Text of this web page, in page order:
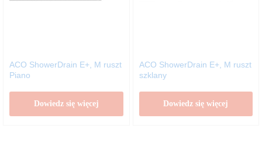
ACO ShowerDrain E+, M ruszt
Piano
Dowiedz się więcej
ACO ShowerDrain E+, M ruszt
szklany
Dowiedz się więcej